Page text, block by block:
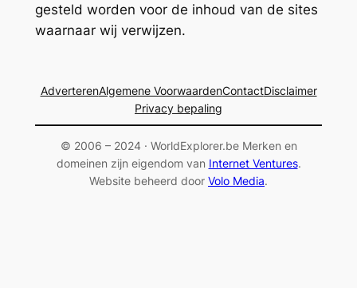
gesteld worden voor de inhoud van de sites
waarnaar wij verwijzen.
AdverterenAlgemene VoorwaardenContactDisclaimer
Privacy bepaling
© 2006 – 2024 · WorldExplorer.be Merken en
domeinen zijn eigendom van Internet Ventures.
Website beheerd door Volo Media.